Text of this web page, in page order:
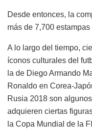
Desde entonces, la
más de 7,700
A lo largo del tiempo,
íconos culturales del
la de Diego Armando
Ronaldo en Corea-
Rusia 2018 son
adquieren ciertas
la Copa Mundial de la